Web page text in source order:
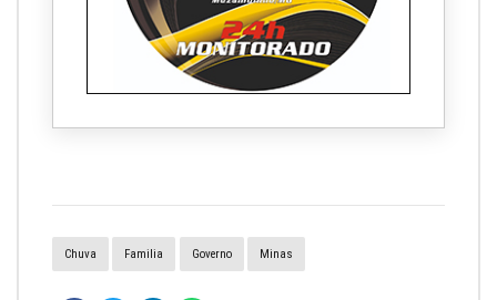
Chuva Familia Governo Minas